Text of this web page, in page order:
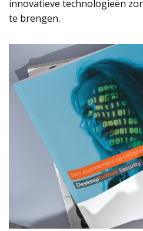
innovatieve technologieën
te brengen.